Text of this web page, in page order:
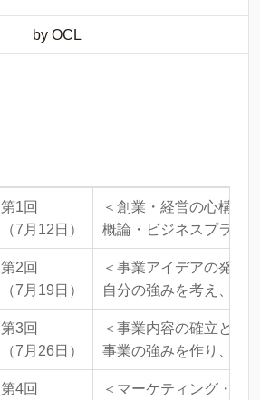
by OCL
第1回
（7月12日）
＜創業・経営の心構え
概論・ビジネスプラン
第2回
（7月19日）
＜事業アイデアの発見
自分の強みを考え、事
第3回
（7月26日）
＜事業内容の確立と競
事業の強みを作り、他
第4回
＜マーケティング・販